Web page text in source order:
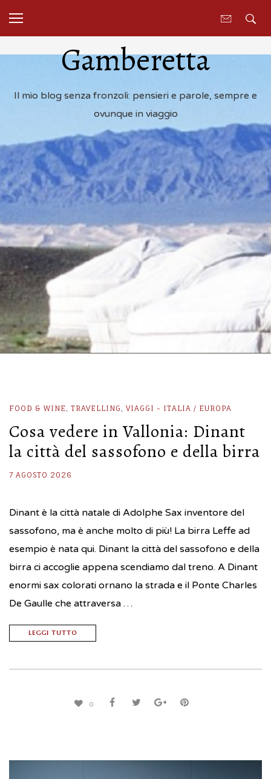
Gamberetta
Il mio blog senza fronzoli: pensieri e parole, sempre e
ovunque in viaggio
FOOD & WINE , TRAVELLING , VIAGGI - ITALIA / EUROPA
Cosa vedere in Vallonia: Dinant
la città del sassofono e della birra
7 AGOSTO 2026
Dinant è la città natale di Adolphe Sax inventore del
sassofono, ma è anche molto di più! La birra Leffe ad
esempio è nata qui. Dinant la città del sassofono e della
birra ci accoglie appena scendiamo dal treno. A Dinant
enormi sax colorati ornano la strada e il Ponte Charles
De Gaulle che attraversa …
LEGGI TUTTO
0